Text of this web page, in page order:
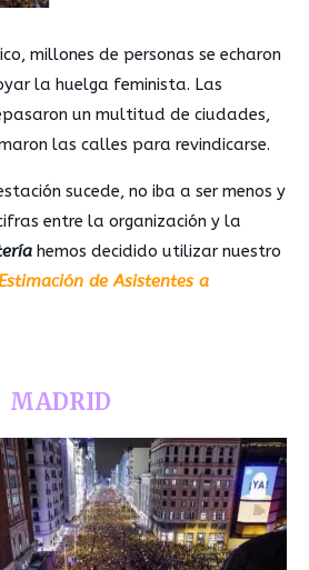
millones de personas se echaron
la huelga feminista. Las
un multitud de ciudades,
las calles para revindicarse.
sucede, no iba a ser menos y
entre la organización y la
hemos decidido utilizar nuestro
de Asistentes a
MADRID